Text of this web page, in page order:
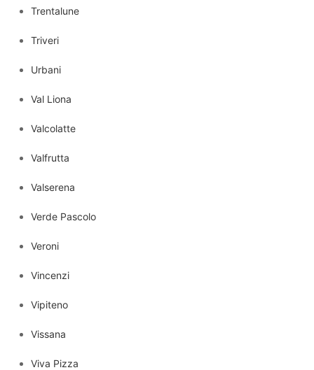
Trentalune
Triveri
Urbani
Val Liona
Valcolatte
Valfrutta
Valserena
Verde Pascolo
Veroni
Vincenzi
Vipiteno
Vissana
Viva Pizza